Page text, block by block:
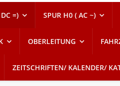
=) SPUR H0 ( AC ~)
OBERLEITUNG
ZEITSCHRIFTEN/ KALENDER/